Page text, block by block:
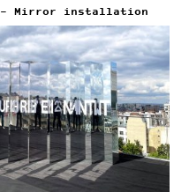
– Mirror installation